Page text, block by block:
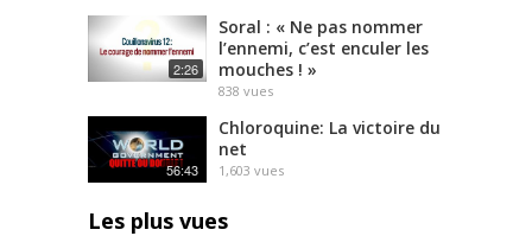
2:26
Soral : « Ne pas nommer
l’ennemi, c’est enculer les
mouches ! »
838 vues
56:43
Chloroquine: La victoire du
net
1,603 vues
Les plus vues